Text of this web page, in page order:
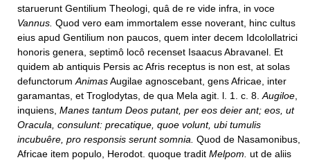
staruerunt Gentilium Theologi, quâ de re vide infra, in voce
Vannus. Quod vero eam immortalem esse noverant, hinc cultus
eius apud Gentilium non paucos, quem inter decem Idcolollatrici
honoris genera, septimô locô recenset Isaacus Abravanel. Et
quidem ab antiquis Persis ac Afris receptus is non est, at solas
defunctorum AnimasAugilae agnoscebant, gens Africae, inter
garamantas, et Troglodytas, de qua Mela agit. l. 1. c. 8. Augiloe
inquiens, Manes tantum Deos putant, per eos deier ant; eos, ut
Oracula, consulunt: precatique, quoe volunt, ubi tumulis
incubuêre, pro responsis serunt somnia. Quod de Nasamonibus,
Africae item populo, Herodot. quoque tradit Melpom. ut de aliis